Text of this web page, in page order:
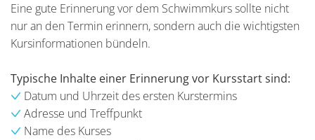
Eine gute Erinnerung vor dem Schwimmkurs sollte nicht
nur an den Termin erinnern, sondern auch die wichtigsten
Kursinformationen bündeln.
Typische Inhalte einer Erinnerung vor Kursstart sind:
Datum und Uhrzeit des ersten Kurstermins
Adresse und Treffpunkt
Name des Kurses